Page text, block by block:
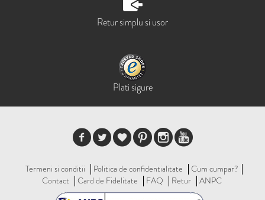
Retur simplu si usor
Plati sigure
Termeni si conditii Politica de confidentialitate
Cum cumpar?
Contact
Card de Fidelitate FAQ Retur ANPC